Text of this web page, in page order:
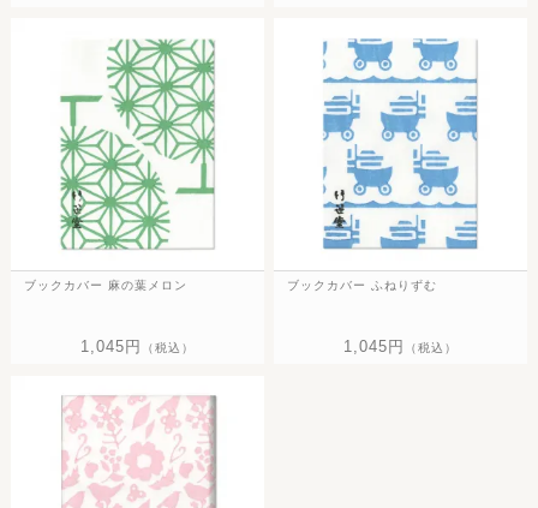
ブックカバー 麻の葉メロン
1,045円 （税込）
ブックカバー ふねりずむ
1,045円 （税込）